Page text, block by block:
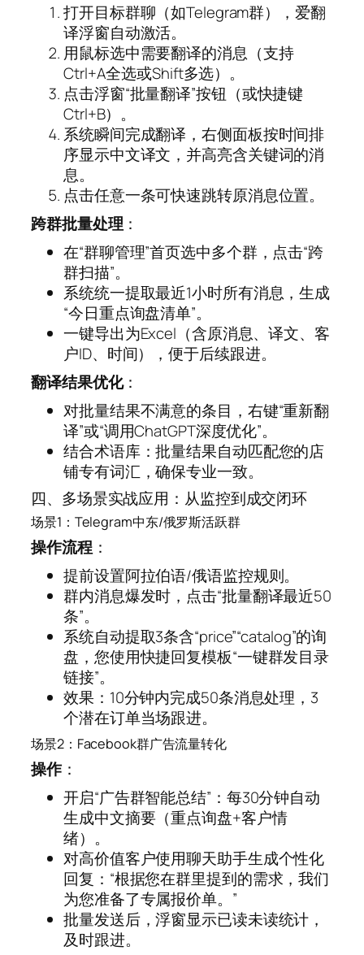
打开目标群聊（如Telegram群），爱翻
译浮窗自动激活。
用鼠标选中需要翻译的消息（支持
Ctrl+A全选或Shift多选）。
点击浮窗“批量翻译”按钮（或快捷键
Ctrl+B）。
系统瞬间完成翻译，右侧面板按时间排
序显示中文译文，并高亮含关键词的消
息。
点击任意一条可快速跳转原消息位置。
跨群批量处理 ：
在“群聊管理”首页选中多个群，点击“跨
群扫描”。
系统统一提取最近1小时所有消息，生成
“今日重点询盘清单”。
一键导出为Excel（含原消息、译文、客
户ID、时间），便于后续跟进。
翻译结果优化：
对批量结果不满意的条目，右键“重新翻
译”或“调用ChatGPT深度优化”。
结合术语库：批量结果自动匹配您的店
铺专有词汇，确保专业一致。
四、多场景实战应用：从监控到成交闭环
场景1：Telegram中东/俄罗斯活跃群
操作流程：
提前设置阿拉伯语/俄语监控规则。
群内消息爆发时，点击“批量翻译最近50
条”。
系统自动提取3条含“price”“catalog”的询
盘，您使用快捷回复模板“一键群发目录
链接”。
效果：10分钟内完成50条消息处理，3
个潜在订单当场跟进。
场景2：Facebook群广告流量转化
操作：
开启“广告群智能总结”：每30分钟自动
生成中文摘要（重点询盘+客户情
绪）。
对高价值客户使用聊天助手生成个性化
回复：“根据您在群里提到的需求，我们
为您准备了专属报价单。”
批量发送后，浮窗显示已读未读统计，
及时跟进。